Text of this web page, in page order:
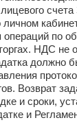
личном
операций по
НДС не
должно
Возврат
и сроки,
и